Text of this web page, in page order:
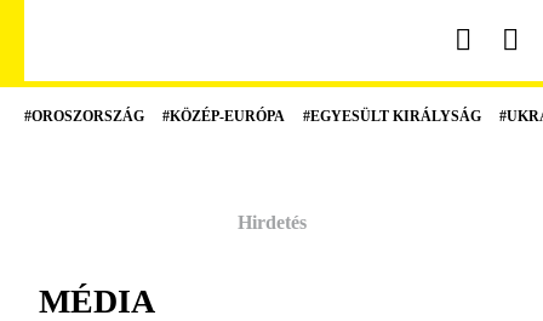
#OROSZORSZÁG #KÖZÉP-EURÓPA #EGYESÜLT KIRÁLYSÁG
MÉDIA